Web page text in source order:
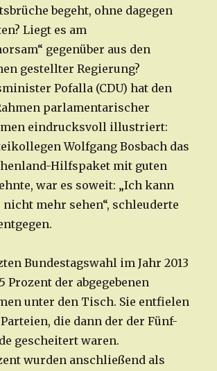
begeht, ohne dagegen
Liegt es am
gegenüber aus den
gestellter Regierung?
Pofalla (CDU) hat den
parlamentarischer
eindrucksvoll illustriert:
Wolfgang Bosbach das
Hilfspaket mit guten
war es soweit: „Ich kann
nicht mehr sehen“, schleuderte
Bundestagswahl im Jahr 2013
Prozent der abgegebenen
unter den Tisch. Sie entfielen
die dann der der Fünf-
gescheitert waren.
wurden anschließend als